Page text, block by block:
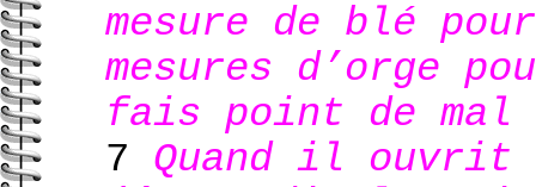
mesure de blé
mesures d’orge
fais point de
7 Quand il ouvrit